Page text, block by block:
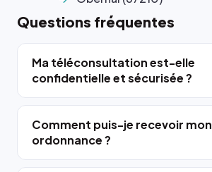
Questions fréquentes
Ma téléconsultation est-elle
confidentielle et sécurisée ?
Comment puis-je recevoir mon
ordonnance ?